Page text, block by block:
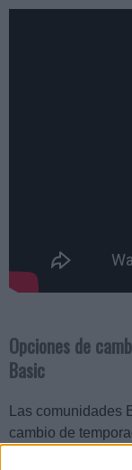
Opciones de
Basic
Las comunidades
cambio de